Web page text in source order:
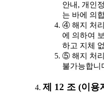
안내, 개인
는 바에 의
④ 해지 처
에 의하여
하고 지체
⑤ 해지 처리
불가능합니
제 12 조 (이용